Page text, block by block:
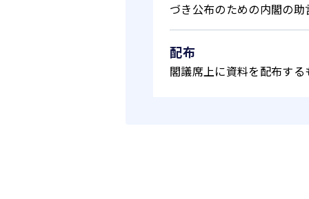
づき公布のための内閣の
配布
閣議席上に資料を配布する